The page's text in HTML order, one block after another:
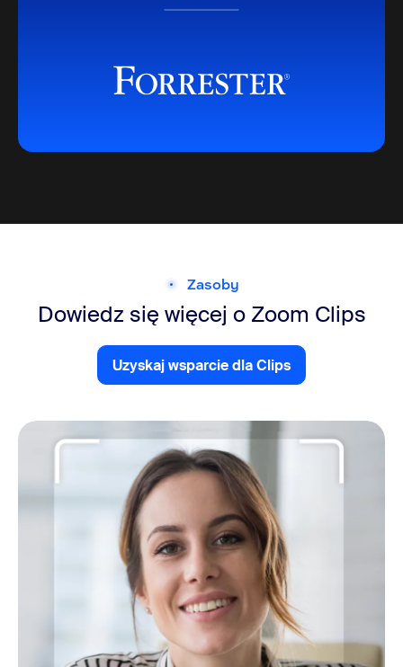
Zasoby
Dowiedz się więcej o Zoom Clips
Uzyskaj wsparcie dla Clips
Uzyskaj wsparcie dla Clips